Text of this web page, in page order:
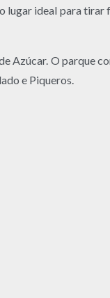
ideal para tirar
Azúcar. O parque
e Piqueros.